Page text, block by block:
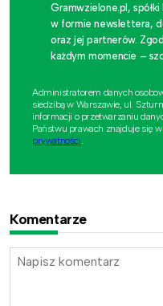
Gramwzielone.pl,
w formie newslettera,
oraz jej partnerów.
każdym momencie –
Administratorem danych
siedzibą w Warszawie, ul.
informacji o przetwarzaniu
Państwu prawach znajduje się w
prywatności.
Komentarze